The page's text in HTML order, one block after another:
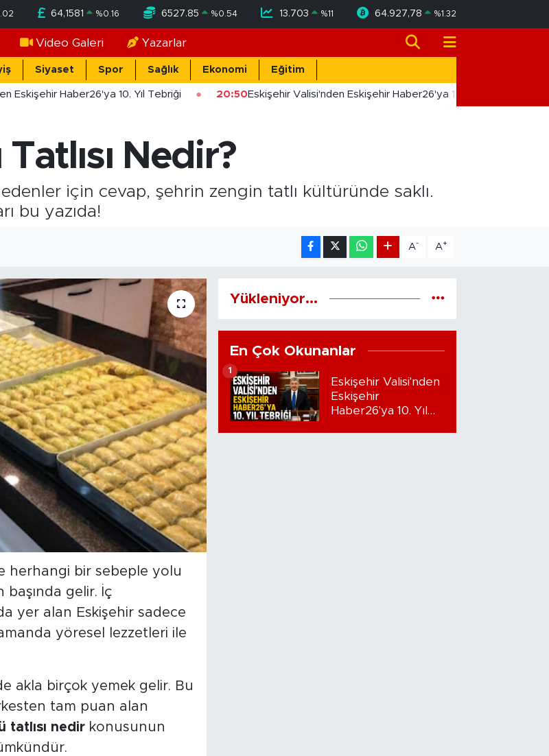
64,1581 %0.16 6527.85 %0.54 13.703 %11 64.927,78 %1.32
Video Galeri Yazarlar
Siyaset Spor Sağlık Ekonomi Eğitim
Eskişehir Haber26'ya 10. Yıl Tebriği 20:50Eskişehir Valisi'nden Eskişehir Haber26'ya 10. Yıl Tebriği
Nedir?
için cevap, şehrin zengin tatlı kültüründe saklı.
bu yazıda!
A- A+
herhangi bir sebeple yolu
gelir. İç
yer alan Eskişehir sadece
yöresel lezzetleri ile
akla birçok yemek gelir. Bu
tam puan alan
tatlısı nedir konusunun
Yükleniyor...
En Çok Okunanlar
Eskişehir Valisi'nden
Eskişehir
Haber26'ya 10. Yıl
1